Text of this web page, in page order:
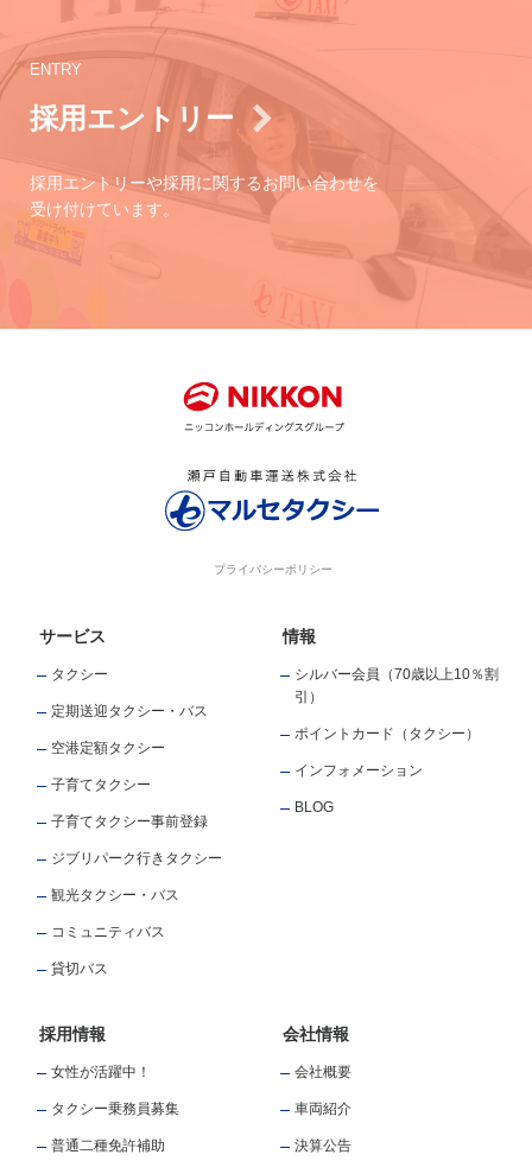
ENTRY
採用エントリー
採用エントリーや採用に関するお問い合わせを
受け付けています。
プライバシーポリシー
サービス
タクシー
定期送迎タクシー・バス
空港定額タクシー
子育てタクシー
子育てタクシー事前登録
ジブリパーク行きタクシー
観光タクシー・バス
コミュニティバス
貸切バス
情報
シルバー会員（70歳以上10％割
引）
ポイントカード（タクシー）
インフォメーション
BLOG
採用情報
女性が活躍中！
タクシー乗務員募集
普通二種免許補助
会社情報
会社概要
車両紹介
決算公告